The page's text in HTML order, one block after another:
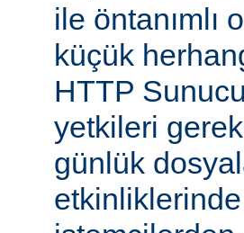
ile öntanımlı
küçük
HTTP
yetkileri
günlük